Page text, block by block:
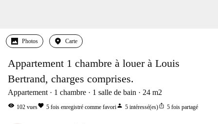
Photos Carte
Appartement 1 chambre à louer à Louis
Bertrand, charges comprises.
Appartement 1 chambre 1 salle de bain 24 m2
visibility 102 vuesfavorite 5 fois enregistré comme favoriperson 5 intéressé(es)ios_share 5 fois partagé